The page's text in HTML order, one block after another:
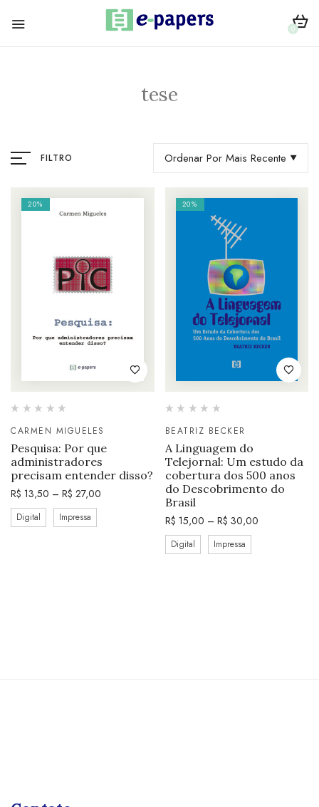
0
tese
FILTRO Ordenar Por Mais Recente
20%
CARMEN MIGUELES
Pesquisa: Por que
administradores
precisam entender disso?
R$ 13,50 – R$ 27,00
Digital Impressa
20%
BEATRIZ BECKER
A Linguagem do
Telejornal: Um estudo da
cobertura dos 500 anos
do Descobrimento do
Brasil
R$ 15,00 – R$ 30,00
Digital Impressa